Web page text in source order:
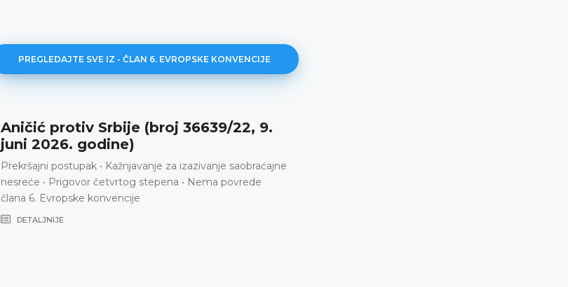
PREGLEDAJTE SVE IZ - ČLAN 6. EVROPSKE KONVENCIJE
Aničić protiv Srbije (broj 36639/22, 9.
juni 2026. godine)
Prekršajni postupak • Kažnjavanje za izazivanje saobraćajne
nesreće • Prigovor četvrtog stepena • Nema povrede
člana 6. Evropske konvencije
DETALJNIJE